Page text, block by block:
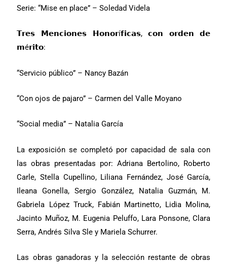
Serie: “Mise en place” – Soledad Videla
𝗧𝗿𝗲𝘀 𝗠𝗲𝗻𝗰𝗶𝗼𝗻𝗲𝘀 𝗛𝗼𝗻𝗼𝗿í𝗳𝗶𝗰𝗮𝘀, 𝗰𝗼𝗻 𝗼𝗿𝗱𝗲𝗻 𝗱𝗲
𝗺é𝗿𝗶𝘁𝗼:
“Servicio público” – Nancy Bazán
“Con ojos de pajaro” – Carmen del Valle Moyano
“Social media” – Natalia García
La exposición se completó por capacidad de sala con
las obras presentadas por: Adriana Bertolino, Roberto
Carle, Stella Cupellino, Liliana Fernández, José García,
Ileana Gonella, Sergio González, Natalia Guzmán, M.
Gabriela López Truck, Fabián Martinetto, Lidia Molina,
Jacinto Muñoz, M. Eugenia Peluffo, Lara Ponsone, Clara
Serra, Andrés Silva Sle y Mariela Schurrer.
Las obras ganadoras y la selección restante de obras